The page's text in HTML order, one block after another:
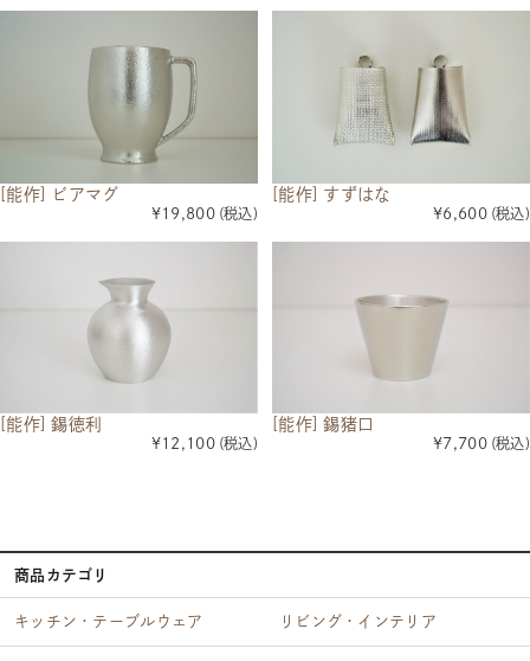
[能作] ビアマグ
¥19,800 (税込)
[能作] すずはな
¥6,600 (税込)
[能作] 錫徳利
¥12,100 (税込)
[能作] 錫猪口
¥7,700 (税込)
商品カテゴリ
キッチン・テーブルウェア リビング・インテリア